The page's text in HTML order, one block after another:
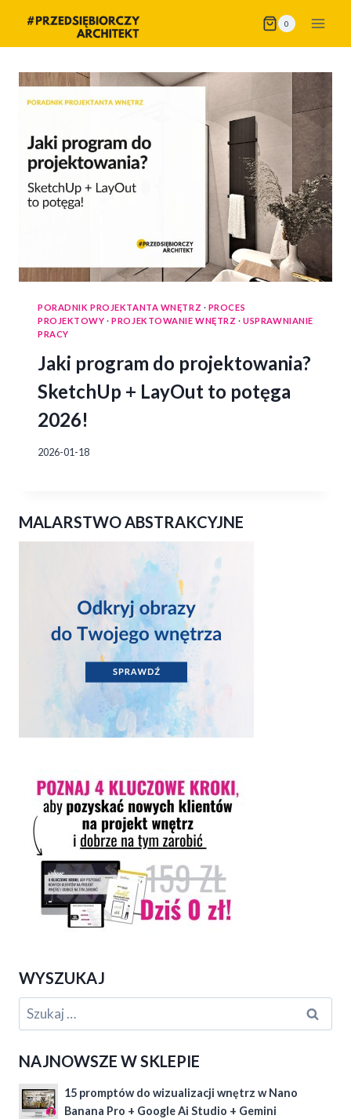
treści
0
PORADNIK PROJEKTANTA WNĘTRZ · PROCES
PROJEKTOWY ·PROJEKTOWANIE WNĘTRZ ·USPRAWNIANIE
PRACY
Jaki program do projektowania?
SketchUp + LayOut to potęga
2026!
2026-01-18
MALARSTWO ABSTRAKCYJNE
WYSZUKAJ
Szukaj:
NAJNOWSZE W SKLEPIE
15 promptów do wizualizacji wnętrz w Nano
Banana Pro + Google Ai Studio + Gemini